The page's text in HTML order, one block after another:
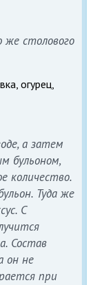
столового
огурец,
а затем
бульоном,
количество.
Туда же
С
Состав
он не
при